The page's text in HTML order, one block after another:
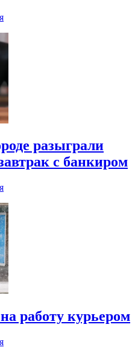
разыграли
с банкиром
работу курьером